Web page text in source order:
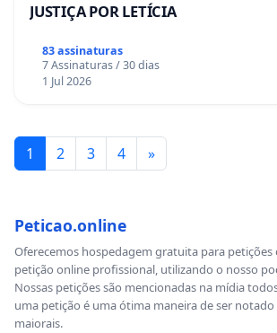
JUSTIÇA POR LETÍCIA
83 assinaturas
7 Assinaturas / 30 dias
1 Jul 2026
1 2 3 4 »
Peticao.online
Oferecemos hospedagem gratuita para petições
petição online profissional, utilizando o nosso
Nossas petições são mencionadas na mídia
uma petição é uma ótima maneira de ser
maiorais.